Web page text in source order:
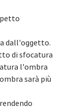
dall'oggetto.
di sfocatura
l'ombra
sarà più